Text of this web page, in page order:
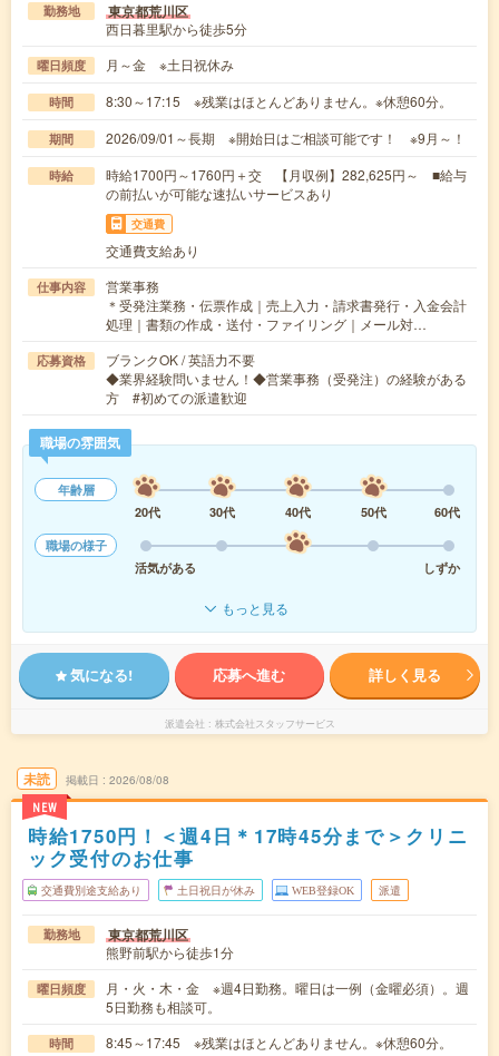
勤務地 東京都荒川区
西日暮里駅から徒歩5分
曜日頻度 月～金 ※土日祝休み
時間 8:30～17:15 ※残業はほとんどありません。※休憩60分。
期間 2026/09/01～長期 ※開始日はご相談可能です！ ※9月～！
時給
時給1700円～1760円＋交 【月収例】282,625円～ ■給与
の前払いが可能な速払いサービスあり
交通費
交通費支給あり
仕事内容
営業事務
＊受発注業務・伝票作成｜売上入力・請求書発行・入金会計
処理｜書類の作成・送付・ファイリング｜メール対…
応募資格
ブランクOK / 英語力不要
◆業界経験問いません！◆営業事務（受発注）の経験がある
方 #初めての派遣歓迎
職場の雰囲気
年齢層
20代
30代 40代 50代
60代
職場の様子
活気がある
しずか
もっと見る
気になる! 応募へ進む 詳しく見る
派遣会社 株式会社スタッフサービス
未読
NEW
掲載日 2026/08/08
時給1750円！＜週4日＊17時45分まで＞クリニ
ック受付のお仕事
交通費別途支給あり 土日祝日が休み WEB登録OK 派遣
勤務地 東京都荒川区
熊野前駅から徒歩1分
曜日頻度
月・火・木・金 ※週4日勤務。曜日は一例（金曜必須）。週
5日勤務も相談可。
時間 8:45～17:45 ※残業はほとんどありません。※休憩60分。